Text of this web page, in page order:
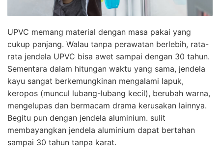
UPVC memang material dengan masa pakai yang
cukup panjang. Walau tanpa perawatan berlebih, rata-
rata jendela UPVC bisa awet sampai dengan 30 tahun.
Sementara dalam hitungan waktu yang sama, jendela
kayu sangat berkemungkinan mengalami lapuk,
keropos (muncul lubang-lubang kecil), berubah warna,
mengelupas dan bermacam drama kerusakan lainnya.
Begitu pun dengan jendela aluminium. sulit
membayangkan jendela aluminium dapat bertahan
sampai 30 tahun tanpa karat.